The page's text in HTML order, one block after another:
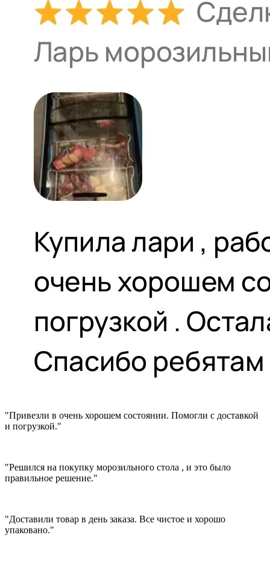
"Привезли в очень хорошем состоянии. Помогли с доставкой
и погрузкой."
"Решился на покупку морозильного стола , и это было
правильное решение."
"Доставили товар в день заказа. Все чистое и хорошо
упаковано."